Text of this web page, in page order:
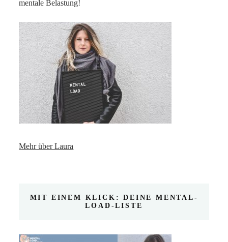
mentale Belastung!
Mehr über Laura
MIT EINEM KLICK: DEINE MENTAL-
LOAD-LISTE